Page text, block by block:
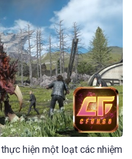
hiện một loạt các nhiệm